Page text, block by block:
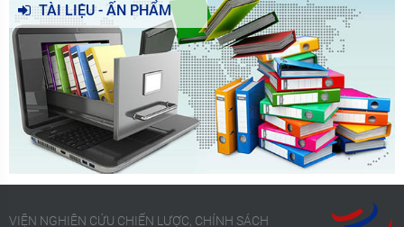
TÀI LIỆU - ẤN PHẨM
VIỆN NGHIÊN CỨU CHIẾN LƯỢC, CHÍNH SÁCH